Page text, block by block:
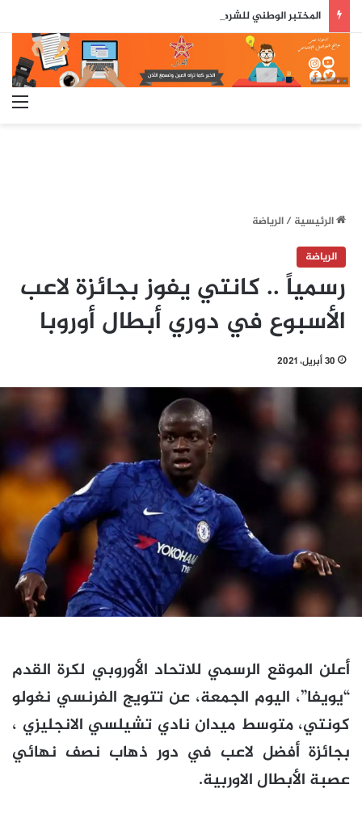
الرئيسية/الرياضة
الرياضة
رسمياً .. كانتي يفوز بجائزة لاعب
الأسبوع في دوري أبطال أوروبا
30 أبريل، 2021
أعلن الموقع الرسمي للاتحاد الأوروبي لكرة القدم
“يويفا”، اليوم الجمعة، عن تتويج الفرنسي نغولو
كونتي، متوسط ميدان نادي تشيلسي الانجليزي ،
بجائزة أفضل لاعب في دور ذهاب نصف نهائي
عصبة الأبطال الاوربية.